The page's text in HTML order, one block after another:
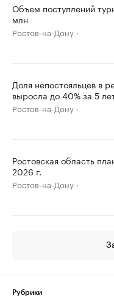
Объем поступлений
млн
Ростов-на-Дону
Доля непостояльцев в
выросла до 40% за 5
Ростов-на-Дону
Ростовская область
2026 г.
Ростов-на-Дону
Рубрики